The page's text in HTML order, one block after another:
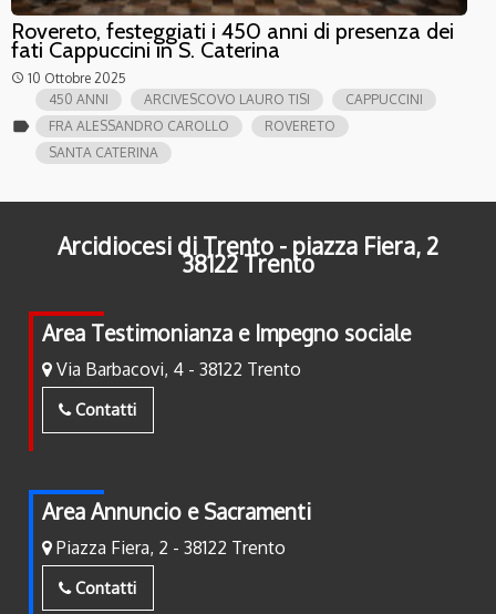
Rovereto, festeggiati i 450 anni di presenza dei
fati Cappuccini in S. Caterina
access_time 10 Ottobre 2025
label
450 ANNI ARCIVESCOVO LAURO TISI
CAPPUCCINI
FRA ALESSANDRO CAROLLO
ROVERETO
SANTA CATERINA
Arcidiocesi di Trento - piazza Fiera, 2
38122 Trento
Area Testimonianza e Impegno sociale
Via Barbacovi, 4 - 38122 Trento
Contatti
Area Annuncio e Sacramenti
Piazza Fiera, 2 - 38122 Trento
Contatti